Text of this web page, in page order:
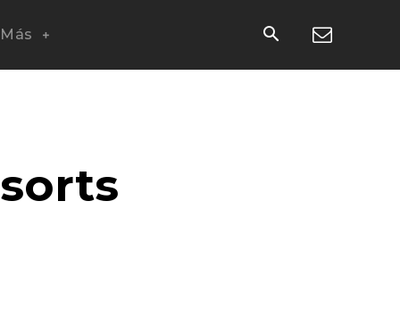
Más